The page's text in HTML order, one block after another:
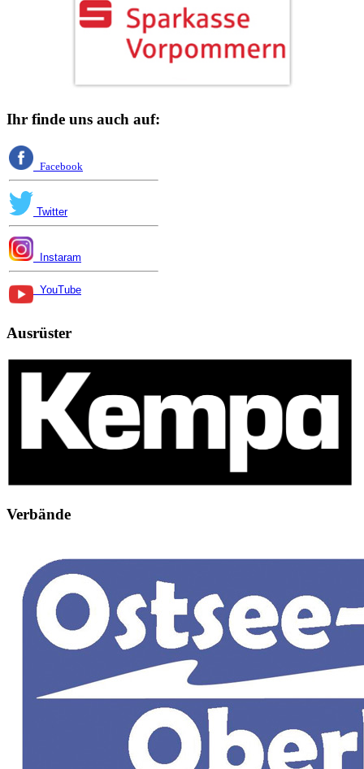
Ihr finde uns auch auf:
Facebook
Twitter
Instaram
YouTube
Ausrüster
Verbände